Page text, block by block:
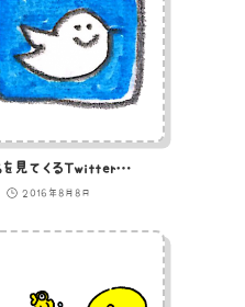
こっちを見てくるTwitterのロゴのイラスト
2016年8月8日